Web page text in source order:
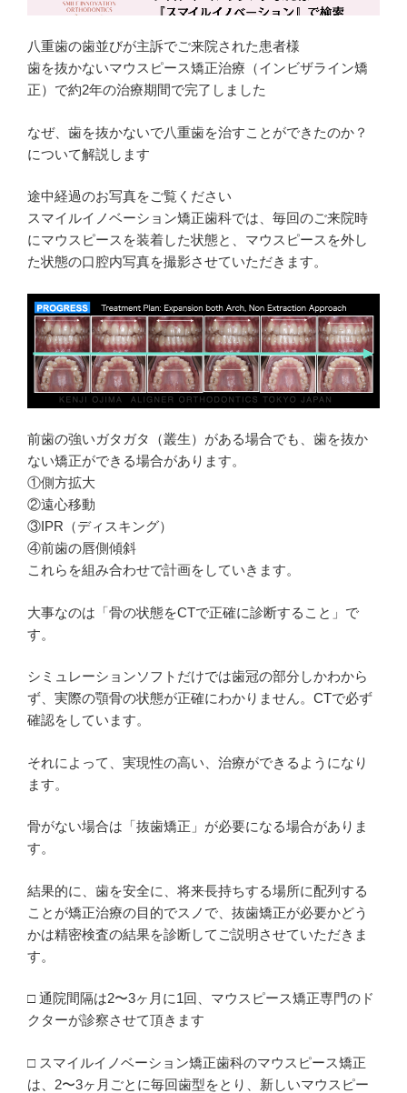
八重歯の歯並びが主訴でご来院された患者様
歯を抜かないマウスピース矯正治療（インビザライン矯
正）で約2年の治療期間で完了しました
なぜ、歯を抜かないで八重歯を治すことができたのか？
について解説します
途中経過のお写真をご覧ください
スマイルイノベーション矯正歯科では、毎回のご来院時
にマウスピースを装着した状態と、マウスピースを外し
た状態の口腔内写真を撮影させていただきます。
前歯の強いガタガタ（叢生）がある場合でも、歯を抜か
ない矯正ができる場合があります。
①側方拡大
②遠心移動
③IPR（ディスキング）
④前歯の唇側傾斜
これらを組み合わせで計画をしていきます。
大事なのは「骨の状態をCTで正確に診断すること」で
す。
シミュレーションソフトだけでは歯冠の部分しかわから
ず、実際の顎骨の状態が正確にわかりません。CTで必ず
確認をしています。
それによって、実現性の高い、治療ができるようになり
ます。
骨がない場合は「抜歯矯正」が必要になる場合がありま
す。
結果的に、歯を安全に、将来長持ちする場所に配列する
ことが矯正治療の目的でスノで、抜歯矯正が必要かどう
かは精密検査の結果を診断してご説明させていただきま
す。
□ 通院間隔は2〜3ヶ月に1回、マウスピース矯正専門のド
クターが診察させて頂きます
□ スマイルイノベーション矯正歯科のマウスピース矯正
は、2〜3ヶ月ごとに毎回歯型をとり、新しいマウスピー